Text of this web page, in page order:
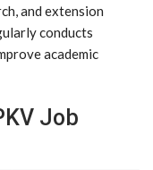
and extension
conducts
academic
Job